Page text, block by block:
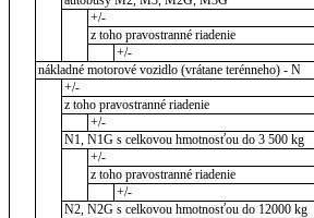
+/-
z toho pravostranné riadenie
+/-
nákladné motorové vozidlo (vrátane terénneho) - N
+/-
z toho pravostranné riadenie
+/-
N1, N1G s celkovou hmotnosťou do 3 500 kg
+/-
z toho pravostranné riadenie
+/-
N2, N2G s celkovou hmotnosťou do 12000 kg